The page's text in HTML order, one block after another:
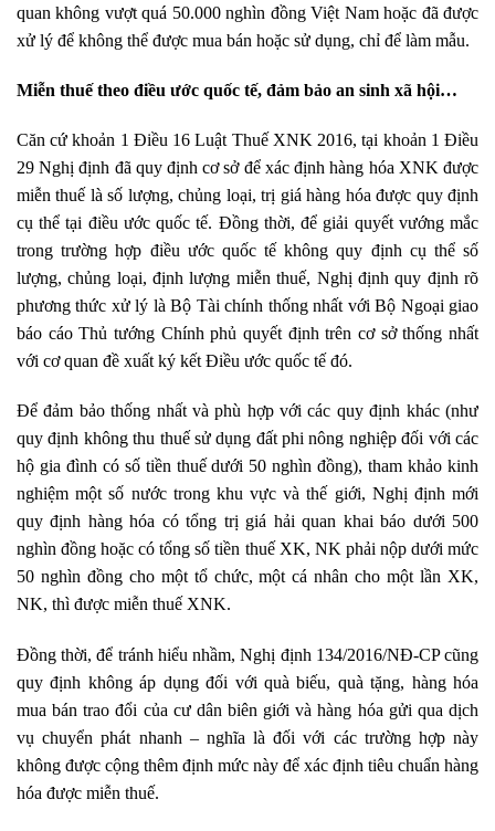
quan không vượt quá 50.000 nghìn đồng Việt Nam hoặc đã được
xử lý để không thể được mua bán hoặc sử dụng, chỉ để làm mẫu.
Miễn thuế theo điều ước quốc tế, đảm bảo an sinh xã hội…
Căn cứ khoản 1 Điều 16 Luật Thuế XNK 2016, tại khoản 1 Điều
29 Nghị định đã quy định cơ sở để xác định hàng hóa XNK được
miễn thuế là số lượng, chủng loại, trị giá hàng hóa được quy định
cụ thể tại điều ước quốc tế. Đồng thời, để giải quyết vướng mắc
trong trường hợp điều ước quốc tế không quy định cụ thể số
lượng, chủng loại, định lượng miễn thuế, Nghị định quy định rõ
phương thức xử lý là Bộ Tài chính thống nhất với Bộ Ngoại giao
báo cáo Thủ tướng Chính phủ quyết định trên cơ sở thống nhất
với cơ quan đề xuất ký kết Điều ước quốc tế đó.
Để đảm bảo thống nhất và phù hợp với các quy định khác (như
quy định không thu thuế sử dụng đất phi nông nghiệp đối với các
hộ gia đình có số tiền thuế dưới 50 nghìn đồng), tham khảo kinh
nghiệm một số nước trong khu vực và thế giới, Nghị định mới
quy định hàng hóa có tổng trị giá hải quan khai báo dưới 500
nghìn đồng hoặc có tổng số tiền thuế XK, NK phải nộp dưới mức
50 nghìn đồng cho một tổ chức, một cá nhân cho một lần XK,
NK, thì được miễn thuế XNK.
Đồng thời, để tránh hiểu nhầm, Nghị định 134/2016/NĐ-CP cũng
quy định không áp dụng đối với quà biếu, quà tặng, hàng hóa
mua bán trao đổi của cư dân biên giới và hàng hóa gửi qua dịch
vụ chuyển phát nhanh – nghĩa là đối với các trường hợp này
không được cộng thêm định mức này để xác định tiêu chuẩn hàng
hóa được miễn thuế.